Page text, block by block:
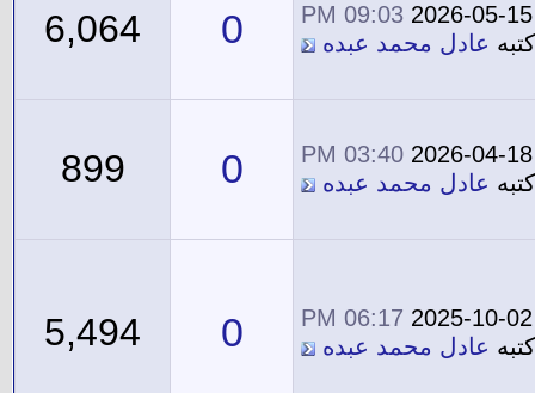
2026-05-15
09:03 PM
كتبه عادل محمد عبده 0
6,064
2026-04-18
03:40 PM
كتبه عادل محمد عبده 0
899
2025-10-02
06:17 PM
كتبه عادل محمد عبده 0
5,494